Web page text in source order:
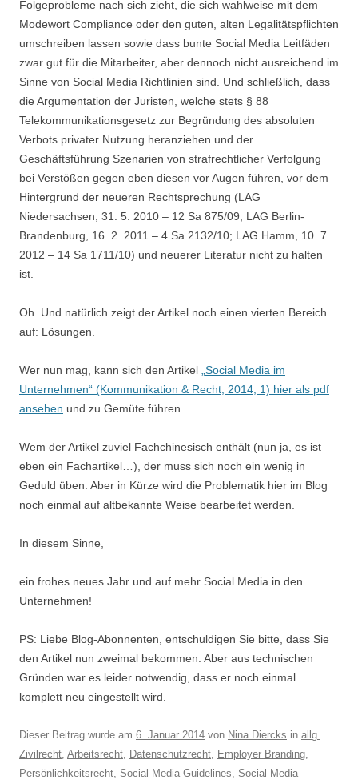
Folgeprobleme nach sich zieht, die sich wahlweise mit dem
Modewort Compliance oder den guten, alten Legalitätspflichten
umschreiben lassen sowie dass bunte Social Media Leitfäden
zwar gut für die Mitarbeiter, aber dennoch nicht ausreichend im
Sinne von Social Media Richtlinien sind. Und schließlich, dass
die Argumentation der Juristen, welche stets § 88
Telekommunikationsgesetz zur Begründung des absoluten
Verbots privater Nutzung heranziehen und der
Geschäftsführung Szenarien von strafrechtlicher Verfolgung
bei Verstößen gegen eben diesen vor Augen führen, vor dem
Hintergrund der neueren Rechtsprechung (LAG
Niedersachsen, 31. 5. 2010 – 12 Sa 875/09; LAG Berlin-
Brandenburg, 16. 2. 2011 – 4 Sa 2132/10; LAG Hamm, 10. 7.
2012 – 14 Sa 1711/10) und neuerer Literatur nicht zu halten
ist.
Oh. Und natürlich zeigt der Artikel noch einen vierten Bereich
auf: Lösungen.
Wer nun mag, kann sich den Artikel „Social Media im
Unternehmen“ (Kommunikation & Recht, 2014, 1) hier als pdf
ansehen und zu Gemüte führen.
Wem der Artikel zuviel Fachchinesisch enthält (nun ja, es ist
eben ein Fachartikel…), der muss sich noch ein wenig in
Geduld üben. Aber in Kürze wird die Problematik hier im Blog
noch einmal auf altbekannte Weise bearbeitet werden.
In diesem Sinne,
ein frohes neues Jahr und auf mehr Social Media in den
Unternehmen!
PS: Liebe Blog-Abonnenten, entschuldigen Sie bitte, dass Sie
den Artikel nun zweimal bekommen. Aber aus technischen
Gründen war es leider notwendig, dass er noch einmal
komplett neu eingestellt wird.
Dieser Beitrag wurde am 6. Januar 2014 von Nina Diercks in allg.
Zivilrecht Arbeitsrecht Datenschutzrecht Employer Branding
Persönlichkeitsrecht Social Media Guidelines
Social Media